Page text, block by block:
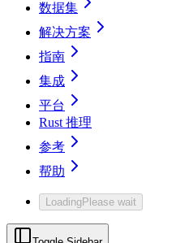
数据集
解决方案
指南
集成
平台
Rust 推理
参考
帮助
LoadingPlease wait